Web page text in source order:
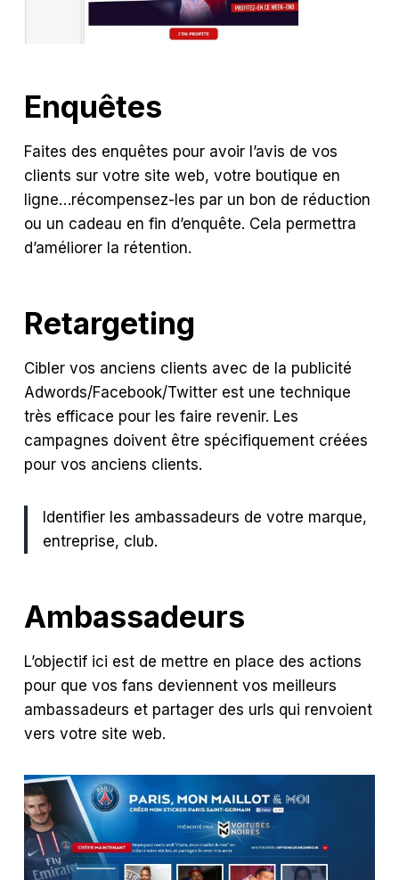
Enquêtes
Faites des enquêtes pour avoir l’avis de vos
clients sur votre site web, votre boutique en
ligne…récompensez-les par un bon de réduction
ou un cadeau en fin d’enquête. Cela permettra
d’améliorer la rétention.
Retargeting
Cibler vos anciens clients avec de la publicité
Adwords/Facebook/Twitter est une technique
très efficace pour les faire revenir. Les
campagnes doivent être spécifiquement créées
pour vos anciens clients.
Identifier les ambassadeurs de votre marque,
entreprise, club.
Ambassadeurs
L’objectif ici est de mettre en place des actions
pour que vos fans deviennent vos meilleurs
ambassadeurs et partager des urls qui renvoient
vers votre site web.